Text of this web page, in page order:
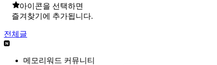
아이콘을 선택하면
즐겨찾기에 추가됩니다.
전체글
메모리워드 커뮤니티